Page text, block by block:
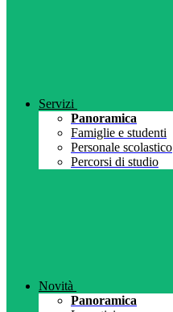
Servizi
Panoramica
Famiglie e studenti
Personale scolastico
Percorsi di studio
Novità
Panoramica